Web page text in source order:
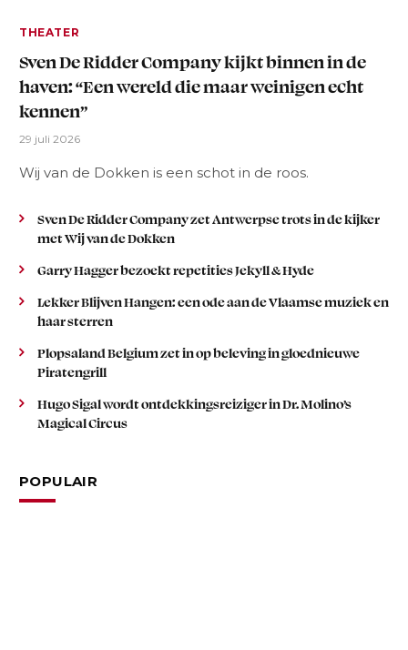
THEATER
Sven De Ridder Company kijkt binnen in de
haven: “Een wereld die maar weinigen echt
kennen”
29 juli 2026
Wij van de Dokken is een schot in de roos.
Sven De Ridder Company zet Antwerpse trots in de kijker
met Wij van de Dokken
Garry Hagger bezoekt repetities Jekyll & Hyde
Lekker Blijven Hangen: een ode aan de Vlaamse muziek en
haar sterren
Plopsaland Belgium zet in op beleving in gloednieuwe
Piratengrill
Hugo Sigal wordt ontdekkingsreiziger in Dr. Molino’s
Magical Circus
POPULAIR